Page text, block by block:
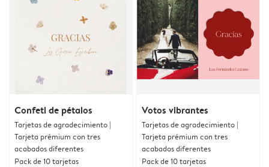
Confeti de pétalos
Tarjetas de agradecimiento |
Tarjeta prémium con tres
acabados diferentes
Pack de 10 tarjetas
Votos vibrantes
Tarjetas de agradecimiento |
Tarjeta prémium con tres
acabados diferentes
Pack de 10 tarjetas